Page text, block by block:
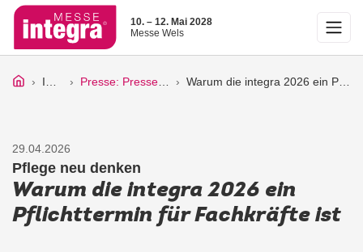
10. – 12. Mai 2028
Messe Wels
Infos Presse: Pressetexte Warum die integra 2026 ein Pflichttermin für Fachkräfte ist
29.04.2026
Pflege neu denken
Warum die integra 2026 ein
Pflichttermin für Fachkräfte ist